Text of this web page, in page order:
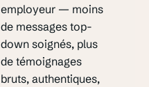
employeur — moins
de messages top-
down soignés, plus
de témoignages
bruts, authentiques,